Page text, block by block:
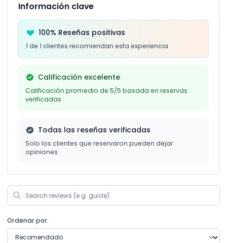
Información clave
100% Reseñas positivas
1 de 1 clientes recomiendan esta experiencia
Calificación excelente
Calificación promedio de 5/5 basada en reservas
verificadas
Todas las reseñas verificadas
Solo los clientes que reservaron pueden dejar
opiniones
Ordenar por: